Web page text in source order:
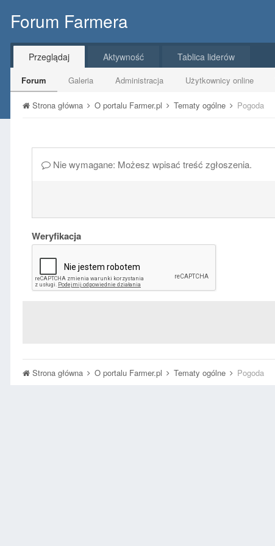
Forum Farmera
Przeglądaj
Forum Galeria Administracja Użytkownicy online
Aktywność Tablica liderów
Strona główna O portalu Farmer.pl Tematy ogólne Pogoda
Nie wymagane: Możesz wpisać treść zgłoszenia.
Weryfikacja
Strona główna O portalu Farmer.pl Tematy ogólne Pogoda